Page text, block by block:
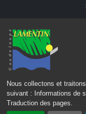
Nous collectons et
suivant :
Informations de
Traduction des pages